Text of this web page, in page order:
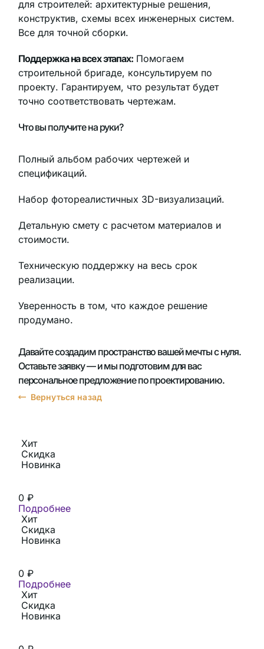
для строителей: архитектурные решения,
конструктив, схемы всех инженерных систем.
Все для точной сборки.
Поддержка на всех этапах:Помогаем
строительной бригаде, консультируем по
проекту. Гарантируем, что результат будет
точно соответствовать чертежам.
Что вы получите на руки?
Полный альбом рабочих чертежей и
спецификаций.
Набор фотореалистичных 3D-визуализаций.
Детальную смету с расчетом материалов и
стоимости.
Техническую поддержку на весь срок
реализации.
Уверенность в том, что каждое решение
продумано.
Давайте создадим пространство вашей мечты с нуля.
Оставьте заявку — и мы подготовим для вас
персональное предложение по проектированию.
Вернуться назад
Хит
Скидка
Новинка
0₽
Подробнее
Хит
Скидка
Новинка
0₽
Подробнее
Хит
Скидка
Новинка